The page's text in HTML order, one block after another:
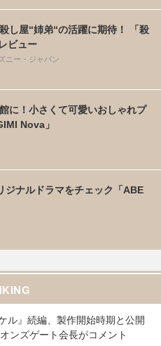
し屋“姉弟“の活躍に期待！ 「殺
ビュー
ニー・ジャパン
に！小さくて可愛いおしゃれプ
Nova」
ジナルドラマをチェック「ABE
ル』続編、製作開始時期と公開
ンズゲート会長がコメント